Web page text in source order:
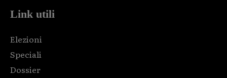
Link utili
Elezioni
Speciali
Dossier